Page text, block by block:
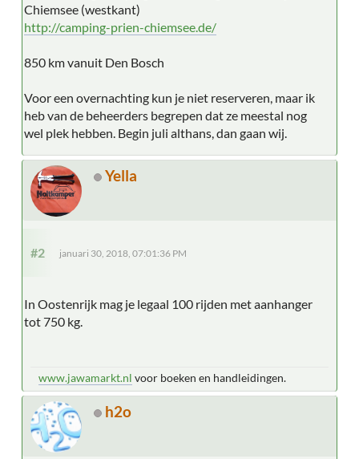
Chiemsee (westkant)
http://camping-prien-chiemsee.de/
850 km vanuit Den Bosch
Voor een overnachting kun je niet reserveren, maar ik
heb van de beheerders begrepen dat ze meestal nog
wel plek hebben. Begin juli althans, dan gaan wij.
Yella
#2 januari 30, 2018, 07:01:36 PM
In Oostenrijk mag je legaal 100 rijden met aanhanger
tot 750 kg.
www.jawamarkt.nl voor boeken en handleidingen.
h2o